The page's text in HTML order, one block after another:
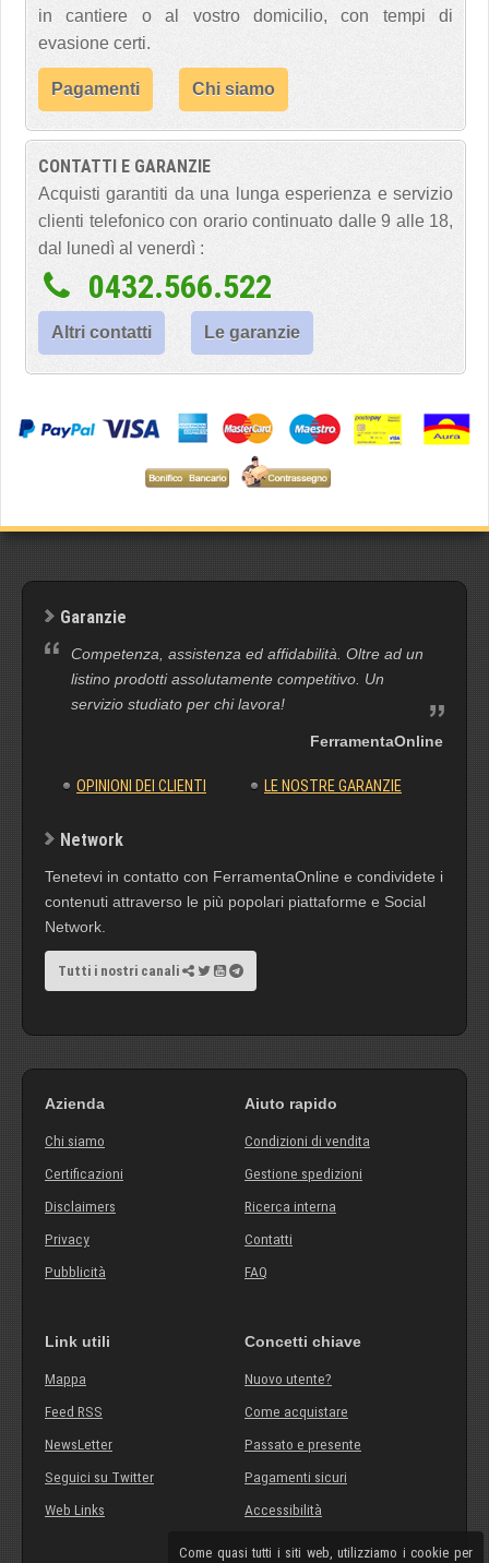
Come quasi tutti i siti web, utilizziamo i cookie per
in cantiere o al vostro domicilio, con tempi di
evasione certi.
Pagamenti Chi siamo
CONTATTI E GARANZIE
Acquisti garantiti da una lunga esperienza e servizio
clienti telefonico con orario continuato dalle 9 alle 18,
dal lunedì al venerdì :
0432.566.522
Altri contatti Le garanzie
Garanzie
Competenza, assistenza ed affidabilità. Oltre ad un
listino prodotti assolutamente competitivo. Un
servizio studiato per chi lavora!
FerramentaOnline
OPINIONI DEI CLIENTI LE NOSTRE GARANZIE
Network
Tenetevi in contatto con FerramentaOnline e condividete i
contenuti attraverso le più popolari piattaforme e Social
Network.
Tutti i nostri canali
Azienda
Chi siamo
Certificazioni
Disclaimers
Privacy
Pubblicità
Aiuto rapido
Condizioni di vendita
Gestione spedizioni
Ricerca interna
Contatti
FAQ
Link utili
Mappa
Feed RSS
NewsLetter
Seguici su Twitter
Web Links
Concetti chiave
Nuovo utente?
Come acquistare
Passato e presente
Pagamenti sicuri
Accessibilità